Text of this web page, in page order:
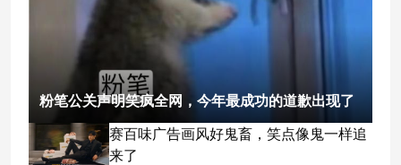
粉笔公关声明笑疯全网，今年最成功的道歉出现了
赛百味广告画风好鬼畜，笑点像鬼一样追
来了